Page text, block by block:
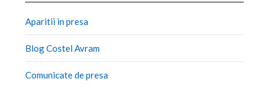
Aparitii in presa
Blog Costel Avram
Comunicate de presa